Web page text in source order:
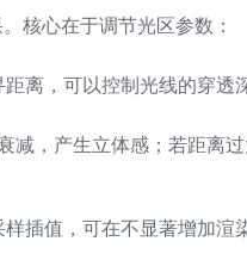
核心在于调节光区参数：
离，可以控制光线的穿透
，产生立体感；若距离过
插值，可在不显著增加渲